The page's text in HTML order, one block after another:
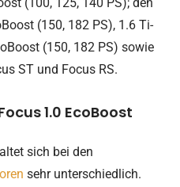
(150, 182 PS), 1.6 Ti-
(150, 182 PS) sowie
ST und Focus RS.
1.0 EcoBoost
sich bei den
sehr unterschiedlich.